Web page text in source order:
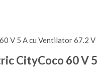
CityCoco 60 V